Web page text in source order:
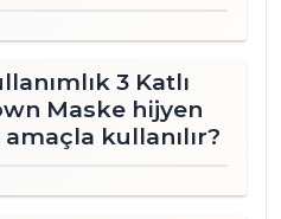
3 Katlı
Maske hijyen
kullanılır?